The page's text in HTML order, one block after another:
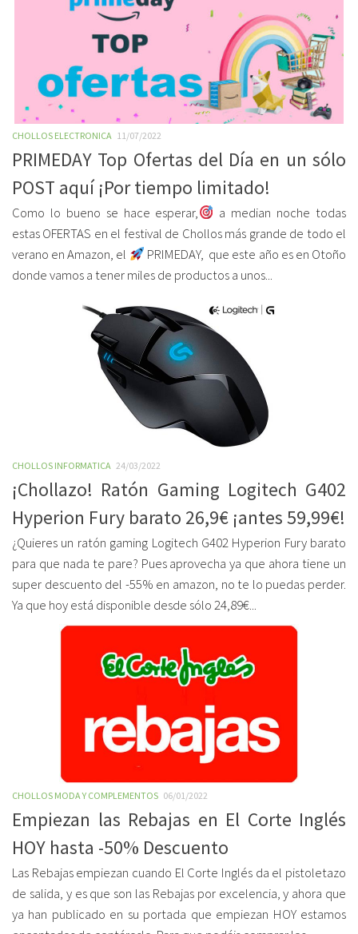
CHOLLOS ELECTRONICA 11/07/2022
PRIMEDAY Top Ofertas del Día en un sólo
POST aquí ¡Por tiempo limitado!
Como lo bueno se hace esperar,
a median noche todas
estas OFERTAS en el festival de Chollos más grande de todo el
verano en Amazon, el
PRIMEDAY, que este año es en Otoño
donde vamos a tener miles de productos a unos...
CHOLLOS INFORMATICA 24/03/2022
¡Chollazo! Ratón Gaming Logitech G402
Hyperion Fury barato 26,9€ ¡antes 59,99€!
¿Quieres un ratón gaming Logitech G402 Hyperion Fury barato
para que nada te pare? Pues aprovecha ya que ahora tiene un
super descuento del -55% en amazon, no te lo puedas perder.
Ya que hoy está disponible desde sólo 24,89€...
CHOLLOS MODA Y COMPLEMENTOS 06/01/2022
Empiezan las Rebajas en El Corte Inglés
HOY hasta -50% Descuento
Las Rebajas empiezan cuando El Corte Inglés da el pistoletazo
de salida, y es que son las Rebajas por excelencia, y ahora que
ya han publicado en su portada que empiezan HOY estamos